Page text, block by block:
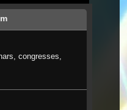
congresses,